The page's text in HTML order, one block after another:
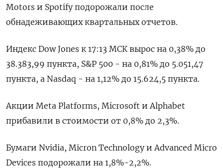
Motors и Spotify подорожали после
обнадеживающих квартальных отчетов.
Индекс Dow Jones к 17:13 МСК вырос на 0,38% до
38.383,99 пункта, S&P 500 - на 0,81% до 5.051,47​
пункта, а Nasdaq - на 1,12% до 15.624,5 пункта.
Акции Meta Platforms, Microsoft и Alphabet
прибавили в стоимости от 0,8% до 2,3%.
Бумаги Nvidia, Micron Technology и Advanced Micro
Devices подорожали на 1,8%-2,2%.